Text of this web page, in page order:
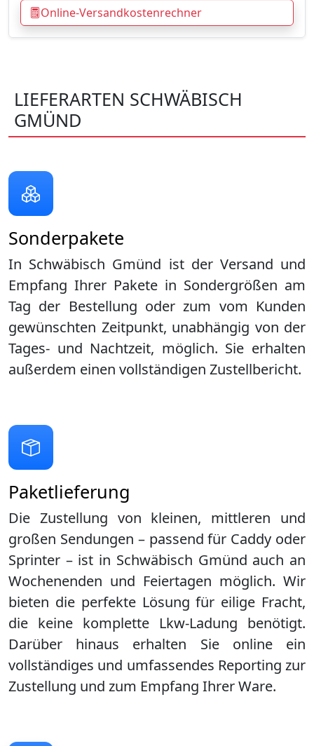
Online-Versandkostenrechner
LIEFERARTEN SCHWÄBISCH
GMÜND
Paketlieferung
Die Zustellung von kleinen, mittleren und
großen Sendungen – passend für Caddy oder
Sprinter – ist in Schwäbisch Gmünd auch an
Wochenenden und Feiertagen möglich. Wir
bieten die perfekte Lösung für eilige Fracht,
die keine komplette Lkw-Ladung benötigt.
Darüber hinaus erhalten Sie online ein
vollständiges und umfassendes Reporting zur
Zustellung und zum Empfang Ihrer Ware.
Sonderpakete
In Schwäbisch Gmünd ist der Versand und
Empfang Ihrer Pakete in Sondergrößen am
Tag der Bestellung oder zum vom Kunden
gewünschten Zeitpunkt, unabhängig von der
Tages- und Nachtzeit, möglich. Sie erhalten
außerdem einen vollständigen Zustellbericht.